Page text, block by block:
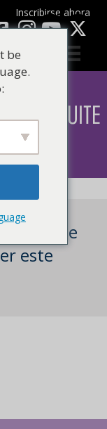
Inscribirse ahora
Youtube
e
este
be